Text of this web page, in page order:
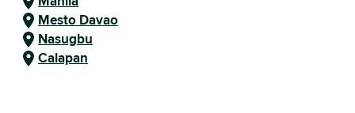
Mesto Davao
Nasugbu
Calapan